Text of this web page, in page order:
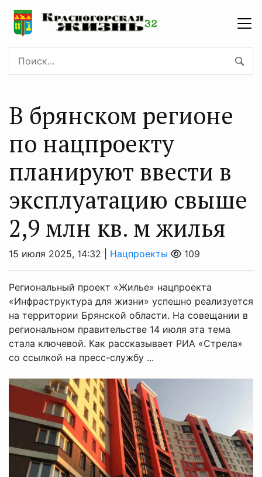
В брянском регионе
по нацпроекту
планируют ввести в
эксплуатацию свыше
2,9 млн кв. м жилья
15 июля 2025, 14:32 | Нацпроекты 109
Региональный проект «Жилье» нацпроекта
«Инфраструктура для жизни» успешно реализуется
на территории Брянской области. На совещании в
региональном правительстве 14 июля эта тема
стала ключевой. Как рассказывает РИА «Стрела»
со ссылкой на пресс-службу ...